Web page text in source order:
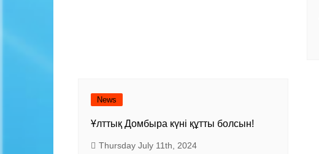
News
Ұлттық Домбыра күні құтты болсын!
Thursday July 11th, 2024